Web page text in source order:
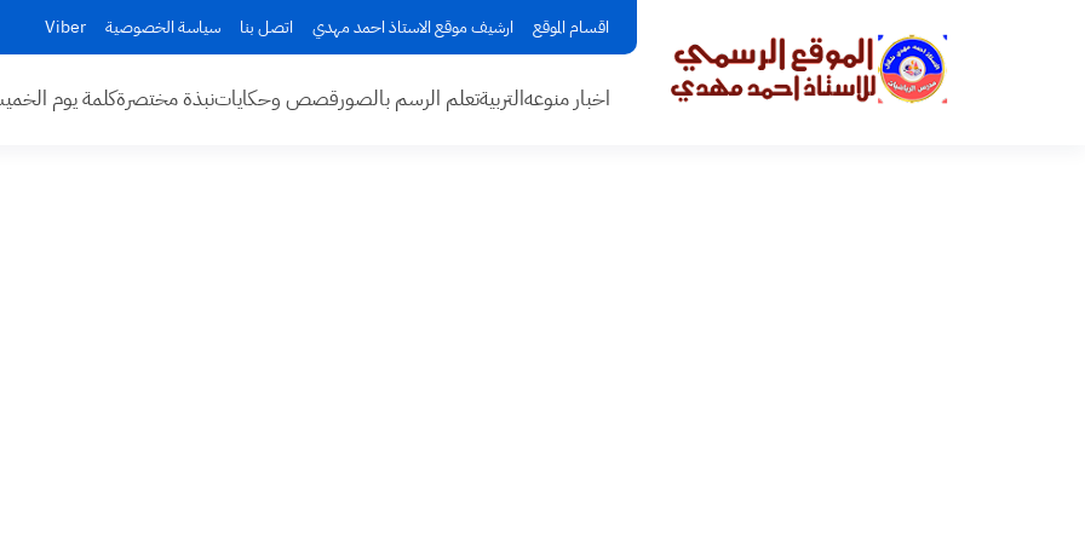
اقسام الموقع ارشيف موقع الاستاذ احمد مهدي اتصل بنا سياسة الخصوصية Viber
اخبار منوعهالتربيةتعلم الرسم بالصورقصص وحكاياتنبذة مختصرةكلمة يوم